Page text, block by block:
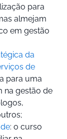
para
almejam
em gestão
da
de
para uma
na gestão de
: o curso